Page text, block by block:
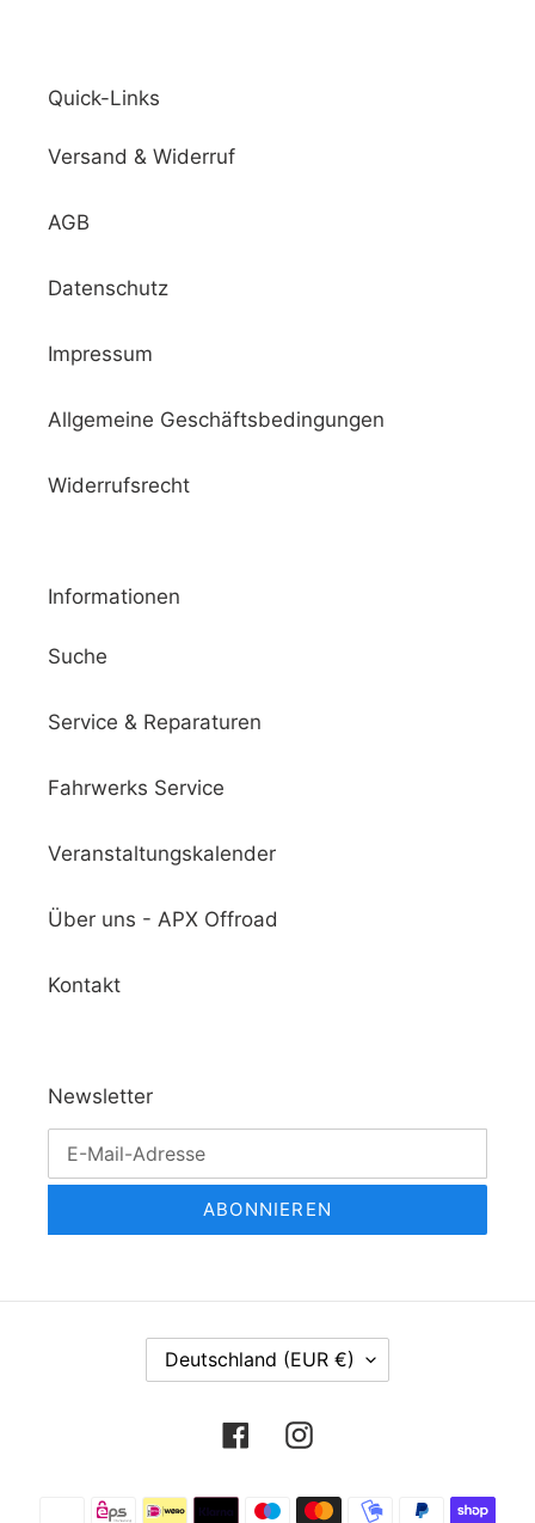
Quick-Links
Versand & Widerruf
AGB
Datenschutz
Impressum
Allgemeine Geschäftsbedingungen
Widerrufsrecht
Informationen
Suche
Service & Reparaturen
Fahrwerks Service
Veranstaltungskalender
Über uns - APX Offroad
Kontakt
Newsletter
ABONNIEREN
A
R
Deutschland (EUR €)
FacebookInstagram
Zahlungsmethoden